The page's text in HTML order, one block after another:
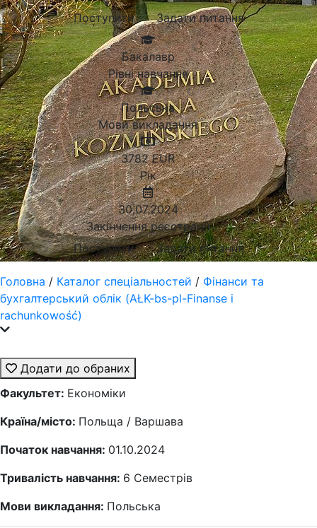
Поступити Задати питання
Бакалавр
Рівні навчання
Польська
Мови викладання
3782 EUR
Рік
30.07.2024
Закінчення реєстрації
Поступити
Задати питання
Головна / Каталог спеціальностей / Фінанси та
бухгалтерський облік (AŁK-bs-pl-Finanse i
rachunkowość)
Додати до обраних
Факультет: Економіки
Країна/місто: Польща / Варшава
Початок навчання: 01.10.2024
Тривалість навчання: 6 Семестрів
Мови викладання: Польська